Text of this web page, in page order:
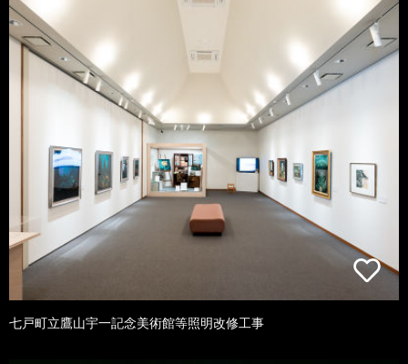
七戸町立鷹山宇一記念美術館等照明改修工事